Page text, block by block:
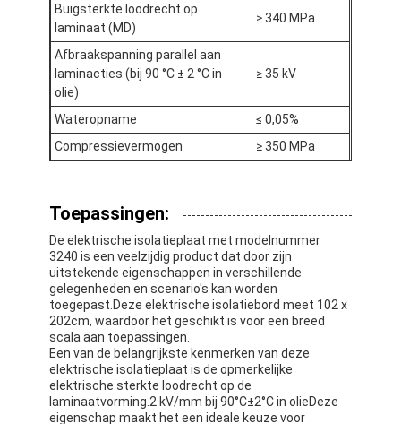
De Plakband van de Polyimidefilm
Aluminiumfolie Plakband
De Doekband van het aluminiumfolieglas
Folie Onder ogen gezien Kraftpapier-Document
De Band van het foliegrof linnen
De Band van de doekbuis
Tweezijdige Plakband
HUISDIEREN Plakband
Het Afgietsel van de precisieinvestering
Buigsterkte loodrecht op
laminaat (MD)
≥ 340 MPa
Afbraakspanning parallel aan
laminacties (bij 90 °C ± 2 °C in
olie)
≥ 35 kV
Wateropname
≤ 0,05%
Compressievermogen
≥ 350 MPa
Toepassingen:
De elektrische isolatieplaat met modelnummer
3240 is een veelzijdig product dat door zijn
uitstekende eigenschappen in verschillende
gelegenheden en scenario's kan worden
toegepast.Deze elektrische isolatiebord meet 102 x
202cm, waardoor het geschikt is voor een breed
scala aan toepassingen.
Een van de belangrijkste kenmerken van deze
elektrische isolatieplaat is de opmerkelijke
elektrische sterkte loodrecht op de
laminaatvorming.2 kV/mm bij 90°C±2°C in olieDeze
eigenschap maakt het een ideale keuze voor